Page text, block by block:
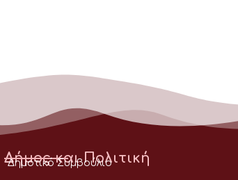
Δήμος και Πολιτική
Δημοτικό Συμβούλιο